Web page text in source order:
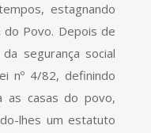
estagnando
do Povo. Depois de
segurança social
nº 4/82, definindo
as casas do povo,
lhes um estatuto